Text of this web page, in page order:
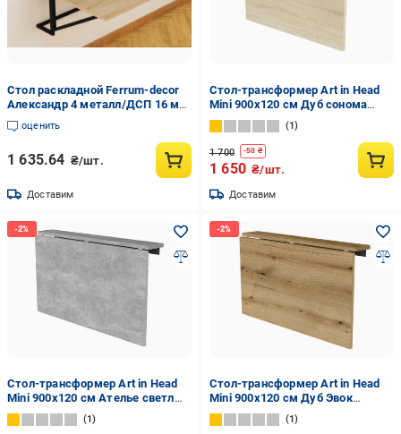
Стол раскладной Ferrum-decor
Александр 4 металл/ДСП 16 мм
750x600x700 мм Черный/Дуб
Сонома (FRD-104895)
оценить
1 635.64 ₴/шт.
Доставим
Стол-трансформер Art in Head
Mini 900х120 см Дуб сонома
(15011381)
1
1 700 -50 ₴
1 650 ₴/шт.
Доставим
Стол-трансформер Art in Head
Mini 900х120 см Ателье светлый
(17831970)
1
Стол-трансформер Art in Head
Mini 900х120 см Дуб Эвок
(17831973)
1